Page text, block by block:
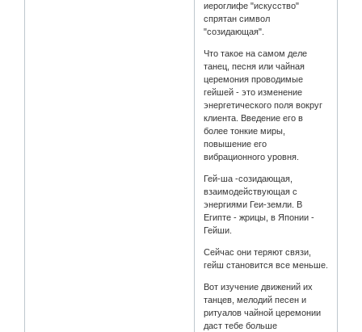
иероглифе "искусство"
спрятан символ
"созидающая".
Что такое на самом деле
танец, песня или чайная
церемония проводимые
гейшей - это изменение
энергетического поля вокруг
клиента. Введение его в
более тонкие миры,
повышение его
вибрационного уровня.
Гей-ша -созидающая,
взаимодействующая с
энергиями Геи-земли. В
Египте - жрицы, в Японии -
Гейши.
Сейчас они теряют связи,
гейш становится все меньше.
Вот изучение движений их
танцев, мелодий песен и
ритуалов чайной церемонии
даст тебе больше